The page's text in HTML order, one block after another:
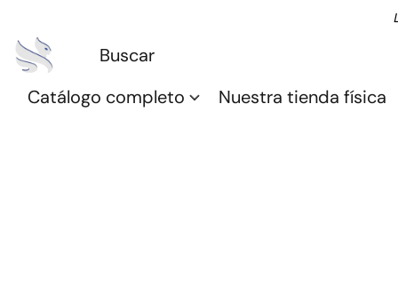
Catálogo completo Nuestra tienda física